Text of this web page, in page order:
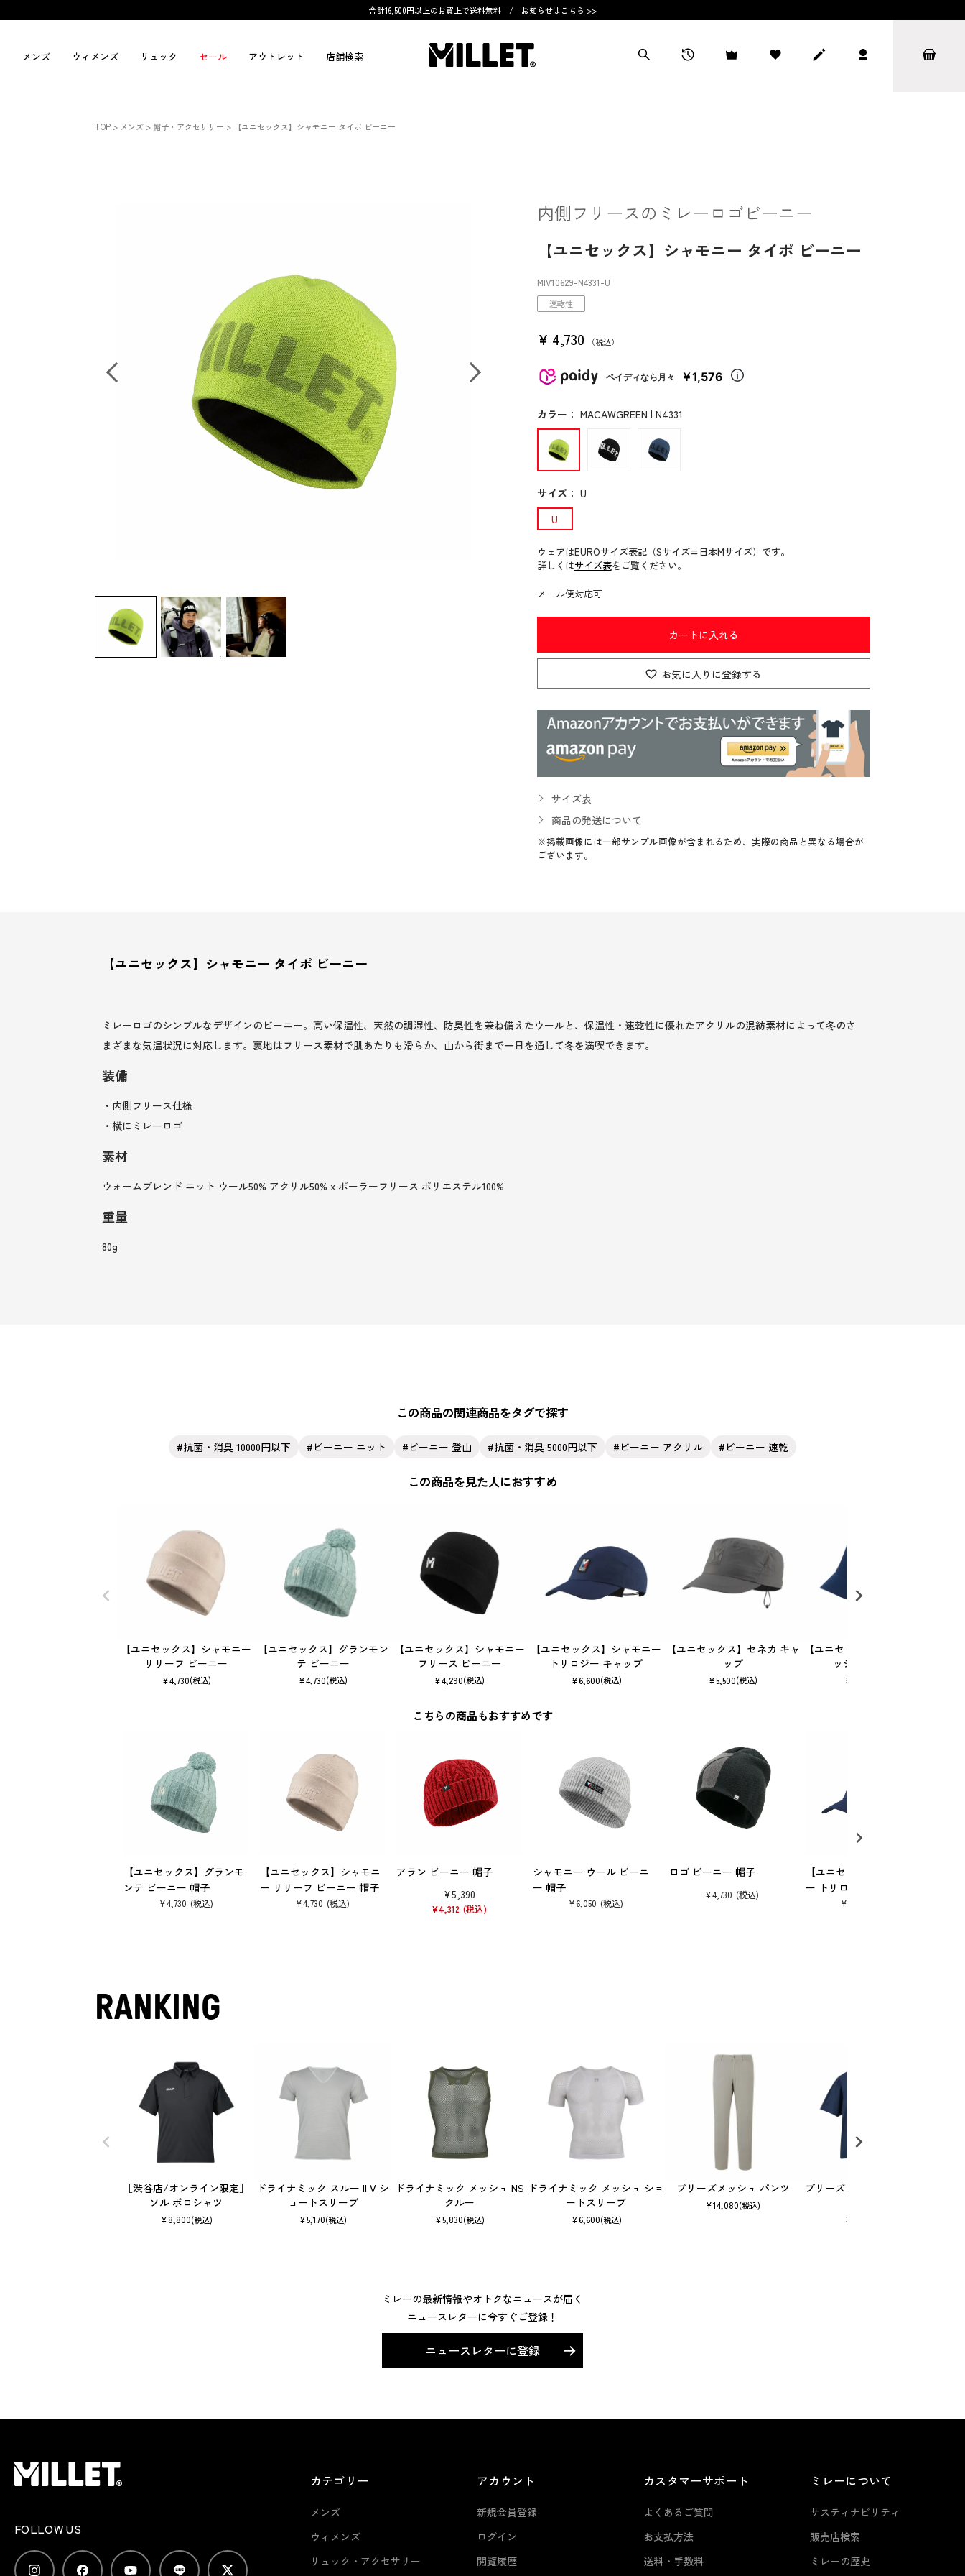
合計16,500円以上のお買上で送料無料 / お知らせはこちら >>
メンズ ウィメンズ リュック セール アウトレット 店舗検索
TOP メンズ 帽子・アクセサリー 【ユニセックス】シャモニー タイポ ビーニー
内側フリースのミレーロゴビーニー
【ユニセックス】シャモニー タイポ ビーニー
MIV10629-N4331-U
速乾性
¥ 4,730 税込
ペイディなら月々 ￥1,576
カラー ： MACAWGREEN | N4331
サイズ： U
U
ウェアはEUROサイズ表記（Sサイズ=日本Mサイズ）です。
詳しくはサイズ表をご覧ください。
メール便対応可
カートに入れる
お気に入りに登録する
サイズ表
商品の発送について
※掲載画像には一部サンプル画像が含まれるため、実際の商品と異なる場合が
ございます。
【ユニセックス】シャモニー タイポ ビーニー
ミレーロゴのシンプルなデザインのビーニー。高い保温性、天然の調湿性、防臭性を兼ね備えたウールと、保温性・速乾性に優れたアクリルの混紡素材によって冬のさ
まざまな気温状況に対応します。裏地はフリース素材で肌あたりも滑らか、山から街まで一日を通して冬を満喫できます。
装備
・内側フリース仕様
・横にミレーロゴ
素材
ウォームブレンド ニット ウール50% アクリル50% x ポーラーフリース ポリエステル100%
重量
80g
この商品の関連商品をタグで探す
抗菌・消臭 10000円以下 ビーニー ニット ビーニー 登山 抗菌・消臭 5000円以下 ビーニー アクリル ビーニー 速乾
この商品を見た人におすすめ
【ユニセックス】シャモニー
リリーフ ビーニー
¥4,730(税込)
【ユニセックス】グランモン
テ ビーニー
¥4,730(税込)
【ユニセックス】シャモニー
フリース ビーニー
¥4,290(税込)
【ユニセックス】シャモニー
トリロジー キャップ
¥6,600(税込)
【ユニセックス】セネカ キャ
ップ
¥5,500(税込)
【ユニセックス】ブリーズメ
ッシュ キャップ
¥
こちらの商品もおすすめです
【ユニセックス】グランモ
ンテ ビーニー 帽子
¥4,730
【ユニセックス】シャモニ
ー リリーフ ビーニー 帽子
¥4,730
アラン ビーニー 帽子
¥5,390
¥4,312
シャモニー ウール ビーニ
ー 帽子
¥6,050
ロゴ ビーニー 帽子
¥4,730
【ユニセックス】シャモニ
ー トリロジー キャップ 帽
¥
RANKING
［渋谷店/オンライン限定］
ソル ポロシャツ
¥8,800(税込)
ドライナミック スルー II V シ
ョートスリーブ
¥5,170(税込)
ドライナミック メッシュ NS
クルー
¥5,830(税込)
ドライナミック メッシュ ショ
ートスリーブ
¥6,600(税込)
ブリーズメッシュ パンツ
¥14,080(税込)
ブリーズメッシュ オーバーT
¥
ミレーの最新情報やオトクなニュースが届く
ニュースレターに今すぐご登録！
ニュースレターに登録
FOLLOW US
カテゴリー
メンズ
ウィメンズ
リュック・アクセサリー
アカウント
新規会員登録
ログイン
閲覧履歴
カスタマーサポート
よくあるご質問
お支払方法
送料・手数料
ミレーについて
サスティナビリティ
販売店検索
ミレーの歴史